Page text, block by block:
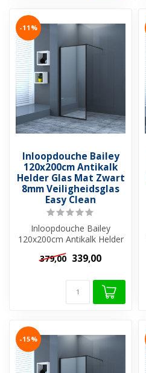
-11%
Inloopdouche Bailey
120x200cm Antikalk
Helder Glas Mat Zwart
8mm Veiligheidsglas
Easy Clean
Inloopdouche Bailey
120x200cm Antikalk Helder
Glas Mat Zwart 8mm
Veiligheidsglas...
379,00 339,00
-15%